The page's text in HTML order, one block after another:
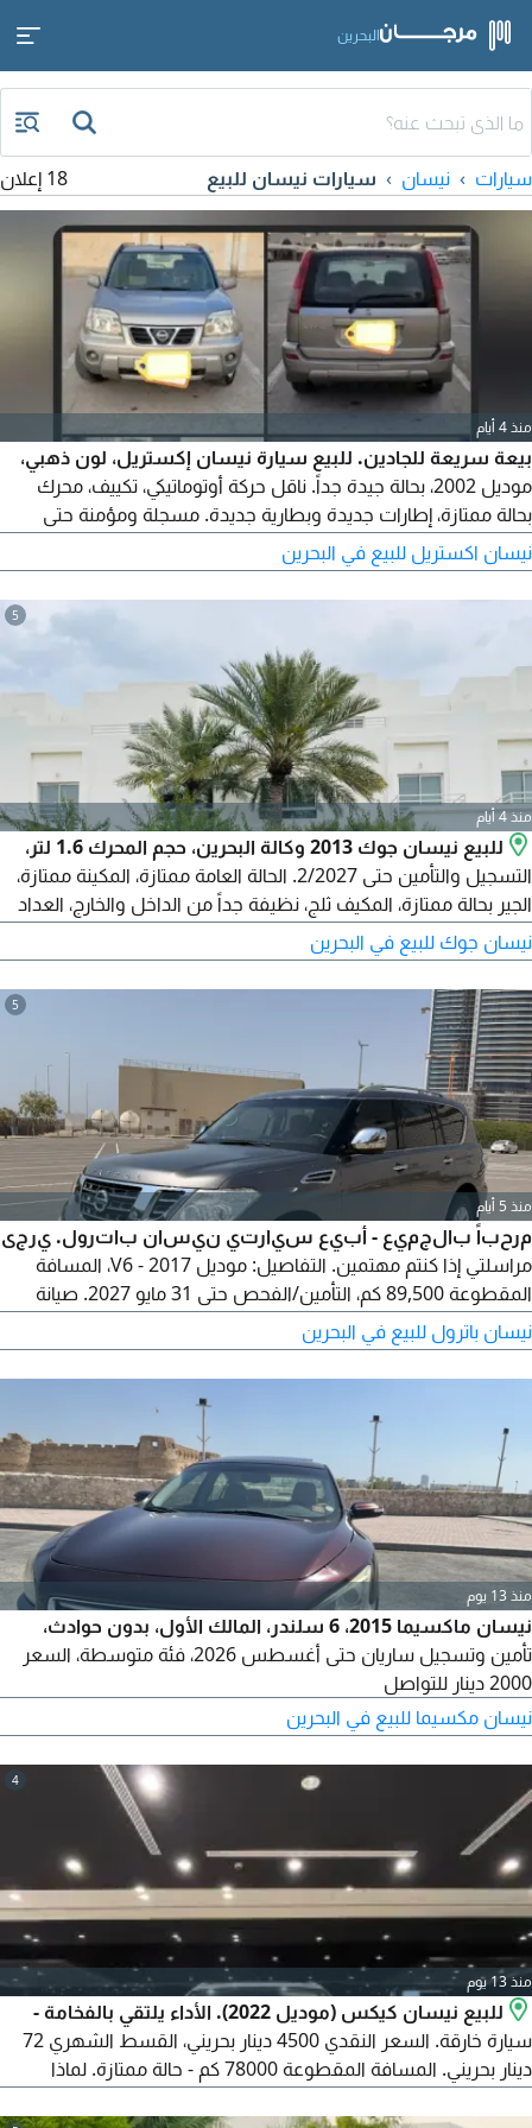
البحرين
سيارات نيسان سيارات نيسان للبيع 18 إعلان
منذ 4 أيام
بيعة سريعة للجادين. للبيع سيارة نيسان إكستريل، لون ذهبي،
موديل 2002، بحالة جيدة جداً. ناقل حركة أوتوماتيكي، تكييف، محرك
بحالة ممتازة، إطارات جديدة وبطارية جديدة. مسجلة ومؤمنة حتى
شهر أبريل 2027. السعر 950 دينار بحريني.
نيسان اكستريل للبيع في البحرين
5
منذ 4 أيام
للبيع نيسان جوك 2013 وكالة البحرين، حجم المحرك 1.6 لتر،
التسجيل والتأمين حتى 2/2027. الحالة العامة ممتازة، المكينة ممتازة،
الجير بحالة ممتازة، المكيف ثلج، نظيفة جداً من الداخل والخارج، العداد
108000 كم. ما تحتاج شيء، طق سلف وتوكل. تمت صيانة السيارة
بالكامل. السعر 2000 دينار وقابل للتفاوض بشكل معقول. شرط
الفحص أولاً. واتساب / اتصال.
نيسان جوك للبيع في البحرين
5
منذ 5 أيام
مرحباً بالجميع - أبيع سيارتي نيسان باترول. يرجى
مراسلتي إذا كنتم مهتمين. التفاصيل: موديل 2017 - V6، المسافة
المقطوعة 89,500 كم، التأمين/الفحص حتى 31 مايو 2027. صيانة
الوكالة وفي حالة ممتازة.
نيسان باترول للبيع في البحرين
منذ 13 يوم
نيسان ماكسيما 2015، 6 سلندر، المالك الأول، بدون حوادث،
تأمين وتسجيل ساريان حتى أغسطس 2026، فئة متوسطة، السعر
2000 دينار للتواصل
نيسان مكسيما للبيع في البحرين
4
منذ 13 يوم
للبيع نيسان كيكس (موديل 2022). الأداء يلتقي بالفخامة -
سيارة خارقة. السعر النقدي 4500 دينار بحريني، القسط الشهري 72
دينار بحريني. المسافة المقطوعة 78000 كم - حالة ممتازة. لماذا